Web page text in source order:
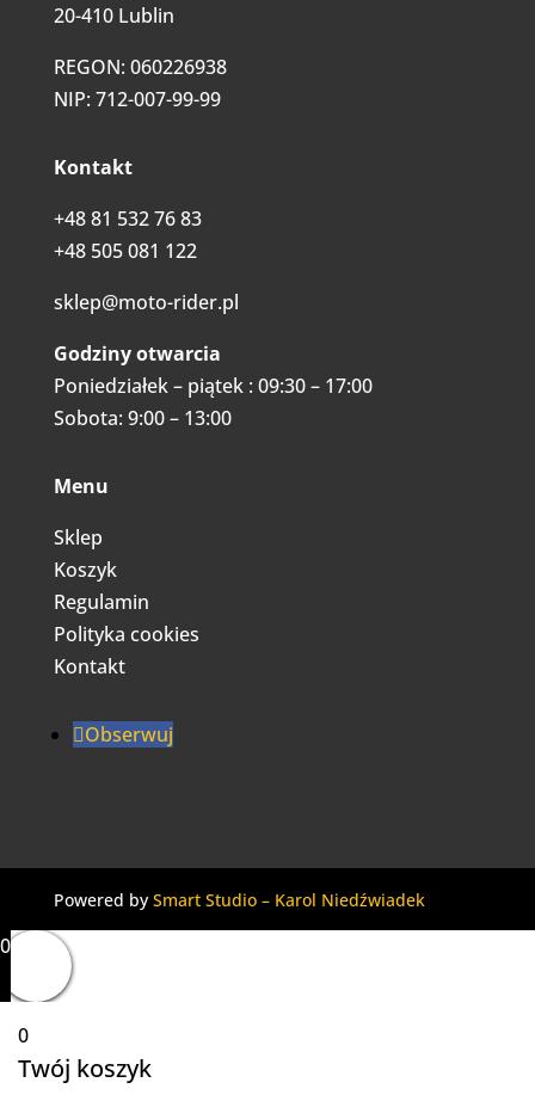
20-410 Lublin
REGON: 060226938
NIP: 712-007-99-99
Kontakt
+48 81 532 76 83
+48 505 081 122
sklep@moto-rider.pl
Godziny otwarcia
Poniedziałek – piątek : 09:30 – 17:00
Sobota: 9:00 – 13:00
Menu
Sklep
Koszyk
Regulamin
Polityka cookies
Kontakt
Obserwuj
Powered by Smart Studio – Karol Niedźwiadek
0
0
Twój koszyk